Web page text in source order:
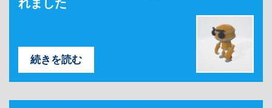
れました
続きを読む